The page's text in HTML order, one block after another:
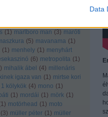
Data
(1) marlboro man (3) maróti
(5) mavanama (1)
(1) menhely (1) menyhárt
(6) metropolita (1)
) mihalik ábel (4) millenáris
igaza van (1) mirtse kori
kölykök (4) mono (1)
(1) mordái (1) mörk (1)
1) motörhead (1) moto
(3) müller péter (1) müller